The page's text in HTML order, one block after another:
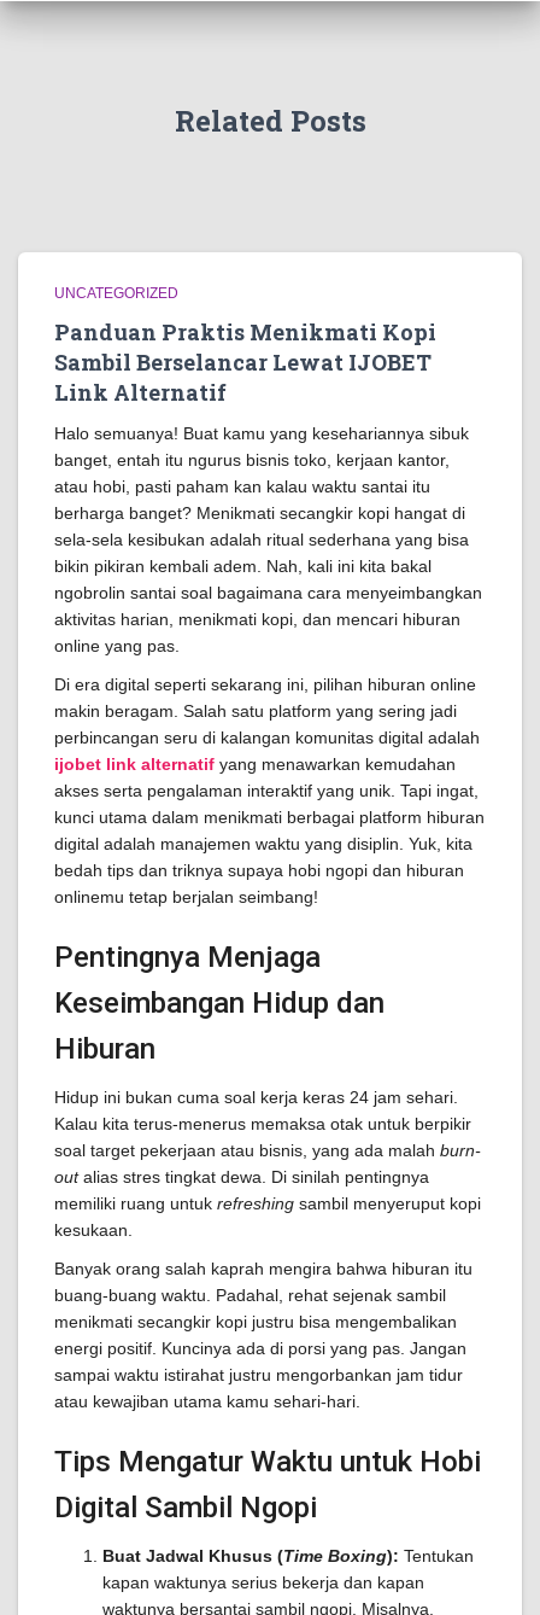
Related Posts
UNCATEGORIZED
Panduan Praktis Menikmati Kopi
Sambil Berselancar Lewat IJOBET
Link Alternatif
Halo semuanya! Buat kamu yang kesehariannya sibuk
banget, entah itu ngurus bisnis toko, kerjaan kantor,
atau hobi, pasti paham kan kalau waktu santai itu
berharga banget? Menikmati secangkir kopi hangat di
sela-sela kesibukan adalah ritual sederhana yang bisa
bikin pikiran kembali adem. Nah, kali ini kita bakal
ngobrolin santai soal bagaimana cara menyeimbangkan
aktivitas harian, menikmati kopi, dan mencari hiburan
online yang pas.
Di era digital seperti sekarang ini, pilihan hiburan online
makin beragam. Salah satu platform yang sering jadi
perbincangan seru di kalangan komunitas digital adalah
ijobet link alternatif yang menawarkan kemudahan
akses serta pengalaman interaktif yang unik. Tapi ingat,
kunci utama dalam menikmati berbagai platform hiburan
digital adalah manajemen waktu yang disiplin. Yuk, kita
bedah tips dan triknya supaya hobi ngopi dan hiburan
onlinemu tetap berjalan seimbang!
Pentingnya Menjaga
Keseimbangan Hidup dan
Hiburan
Hidup ini bukan cuma soal kerja keras 24 jam sehari.
Kalau kita terus-menerus memaksa otak untuk berpikir
soal target pekerjaan atau bisnis, yang ada malah burn-
outalias stres tingkat dewa. Di sinilah pentingnya
memiliki ruang untuk refreshing sambil menyeruput kopi
kesukaan.
Banyak orang salah kaprah mengira bahwa hiburan itu
buang-buang waktu. Padahal, rehat sejenak sambil
menikmati secangkir kopi justru bisa mengembalikan
energi positif. Kuncinya ada di porsi yang pas. Jangan
sampai waktu istirahat justru mengorbankan jam tidur
atau kewajiban utama kamu sehari-hari.
Tips Mengatur Waktu untuk Hobi
Digital Sambil Ngopi
Buat Jadwal Khusus (Time Boxing): Tentukan
kapan waktunya serius bekerja dan kapan
waktunya bersantai sambil ngopi. Misalnya,